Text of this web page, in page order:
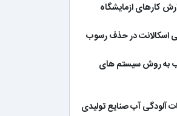
کارهای ازمایشگاه
اسکالانت در حذف رسوب
به روش سیستم های
آلودگی آب صنایع تولیدی